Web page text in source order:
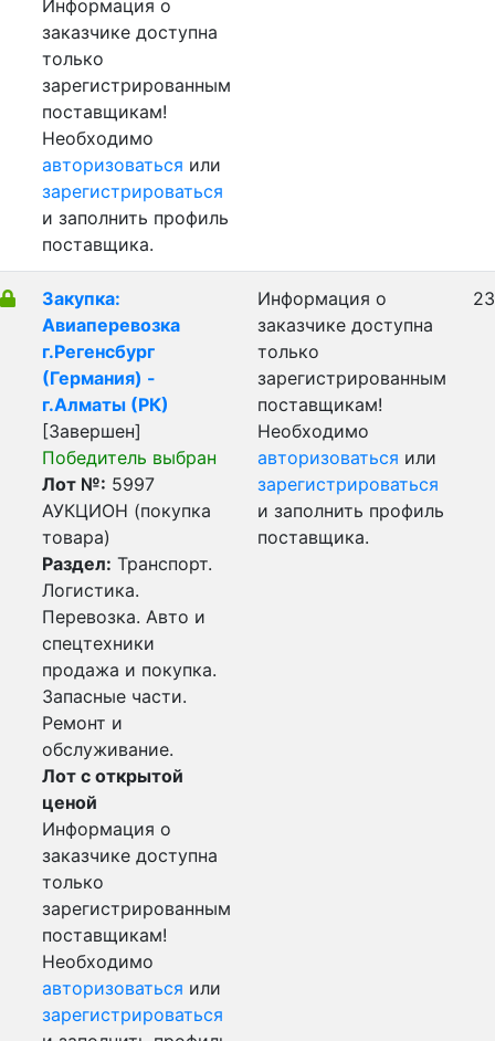
Информация о
заказчике доступна
только
зарегистрированным
поставщикам!
Необходимо
авторизоваться или
зарегистрироваться
и заполнить профиль
поставщика.
Закупка:
Авиаперевозка
г.Регенсбург
(Германия) -
г.Алматы (РК)
[Завершен]
Победитель выбран
Лот №: 5997
АУКЦИОН (покупка
товара)
Раздел: Транспорт.
Логистика.
Перевозка. Авто и
спецтехники
продажа и покупка.
Запасные части.
Ремонт и
обслуживание.
Лот с открытой
ценой
Информация о
заказчике доступна
только
зарегистрированным
поставщикам!
Необходимо
авторизоваться или
зарегистрироваться
Информация о
заказчике доступна
только
зарегистрированным
поставщикам!
Необходимо
авторизоваться или
зарегистрироваться
и заполнить профиль
поставщика.